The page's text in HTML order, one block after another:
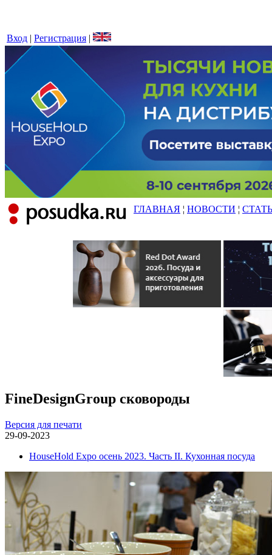
Вход | Регистрация |
ГЛАВНАЯ ¦ НОВОСТИ ¦
FineDesignGroup сковороды
Версия для печати
29-09-2023
HouseHold Expo осень 2023. Часть II. Кухонная посуда